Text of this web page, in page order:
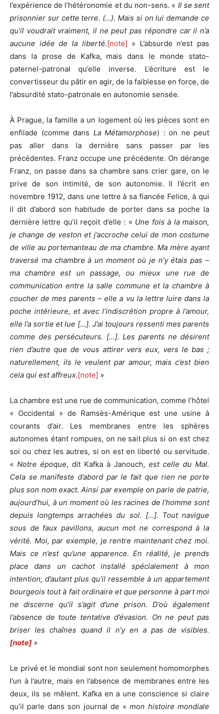
l’expérience de l’hétéronomie et du non-sens. « Il se sent
prisonnier sur cette terre. (…). Mais si on lui demande ce
qu’il voudrait vraiment, il ne peut pas répondre car il n’a
aucune idée de la liberté.[note] » L’absurde n’est pas
dans la prose de Kafka, mais dans le monde stato-
paternel-patronal qu’elle inverse. L’écriture est le
convertisseur du pâtir en agir, de la faiblesse en force, de
l’absurdité stato-patronale en autonomie sensée.
À Prague, la famille a un logement où les pièces sont en
enfilade (comme dans La Métamorphose) : on ne peut
pas aller dans la dernière sans passer par les
précédentes. Franz occupe une précédente. On dérange
Franz, on passe dans sa chambre sans crier gare, on le
prive de son intimité, de son autonomie. Il l’écrit en
novembre 1912, dans une lettre à sa fiancée Felice, à qui
il dit d’abord son habitude de porter dans sa poche la
dernière lettre qu’il reçoit d’elle : « Une fois à la maison,
je change de veston et j’accroche celui de mon costume
de ville au portemanteau de ma chambre. Ma mère ayant
traversé ma chambre à un moment où je n’y étais pas –
ma chambre est un passage, ou mieux une rue de
communication entre la salle commune et la chambre à
coucher de mes parents – elle a vu la lettre luire dans la
poche intérieure, et avec l’indiscrétion propre à l’amour,
elle l’a sortie et lue […]. J’ai toujours ressenti mes parents
comme des persécuteurs. […]. Les parents ne désirent
rien d’autre que de vous attirer vers eux, vers le bas ;
naturellement, ils le veulent par amour, mais c’est bien
cela qui est affreux.[note] »
La chambre est une rue de communication, comme l’hôtel
« Occidental » de Ramsès-Amérique est une usine à
courants d’air. Les membranes entre les sphères
autonomes étant rompues, on ne sait plus si on est chez
soi ou chez les autres, si on est en liberté ou servitude.
« Notre époque, dit Kafka à Janouch, est celle du Mal.
Cela se manifeste d’abord par le fait que rien ne porte
plus son nom exact. Ainsi par exemple on parle de patrie,
aujourd’hui, à un moment où les racines de l’homme sont
depuis longtemps arrachées du sol. […]. Tout navigue
sous de faux pavillons, aucun mot ne correspond à la
vérité. Moi, par exemple, je rentre maintenant chez moi.
Mais ce n’est qu’une apparence. En réalité, je prends
place dans un cachot installé spécialement à mon
intention, d’autant plus qu’il ressemble à un appartement
bourgeois tout à fait ordinaire et que personne à part moi
ne discerne qu’il s’agit d’une prison. D’où également
l’absence de toute tentative d’évasion. On ne peut pas
briser les chaînes quand il n’y en a pas de visibles.
[note] »
Le privé et le mondial sont non seulement homomorphes
l’un à l’autre, mais en l’absence de membranes entre les
deux, ils se mêlent. Kafka en a une conscience si claire
qu’il parle dans son journal de «mon histoire mondiale